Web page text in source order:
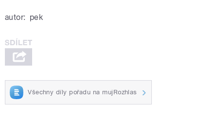
autor: pek
Všechny díly pořadu na mujRozhlas